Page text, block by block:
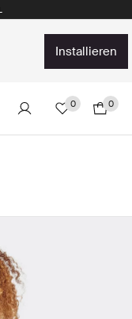
installieren
0 0